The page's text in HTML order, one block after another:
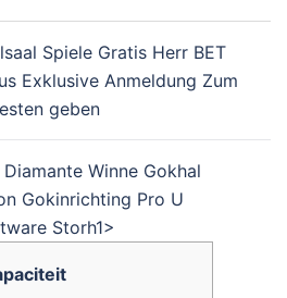
Spiele Gratis Herr BET
Exklusive Anmeldung Zum
geben
Winne Gokhal
Gokinrichting Pro U
Storh1>